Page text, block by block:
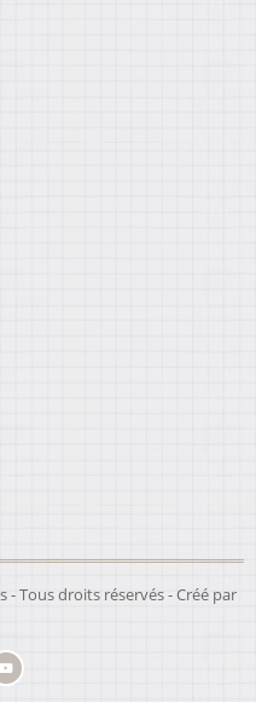
Tous droits réservés - Créé par